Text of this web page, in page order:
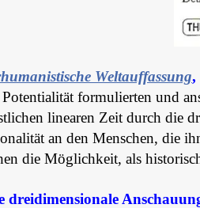
Weltauffassung,
formulierten und
linearen Zeit durch die
an den Menschen, die
die Möglichkeit, als
dreidimensionale